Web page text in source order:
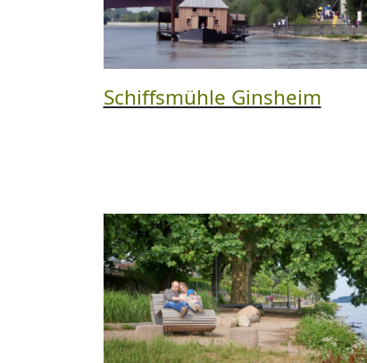
Schiffsmühle Ginsheim